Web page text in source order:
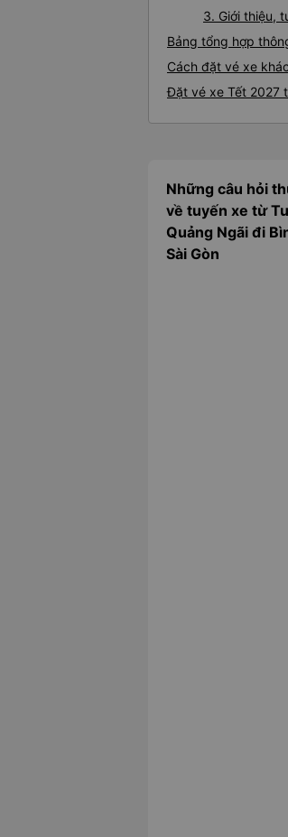
3. Giới thiệu,
Bảng tổng hợp
Cách đặt vé xe
Đặt vé xe Tết 2027
Những câu hỏi
về tuyến xe từ
Quảng Ngãi đi
Sài Gòn